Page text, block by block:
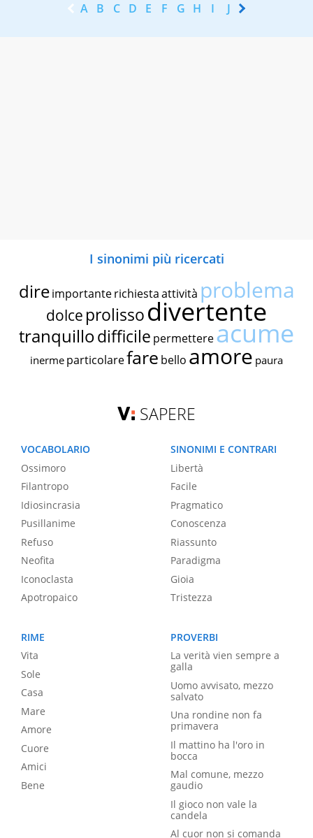
A B C D E F G H I J K
I sinonimi più ricercati
dire importante richiestaattività problema
dolce prolissodivertente
tranquillodifficile permettereacume
inerme particolarefare bello amore paura
SAPERE
VOCABOLARIO
Ossimoro
Filantropo
Idiosincrasia
Pusillanime
Refuso
Neofita
Iconoclasta
Apotropaico
SINONIMI E CONTRARI
Libertà
Facile
Pragmatico
Conoscenza
Riassunto
Paradigma
Gioia
Tristezza
RIME
Vita
Sole
Casa
Mare
Amore
Cuore
Amici
Bene
PROVERBI
La verità vien sempre a
galla
Uomo avvisato, mezzo
salvato
Una rondine non fa
primavera
Il mattino ha l'oro in
bocca
Mal comune, mezzo
gaudio
Il gioco non vale la
candela
Al cuor non si comanda